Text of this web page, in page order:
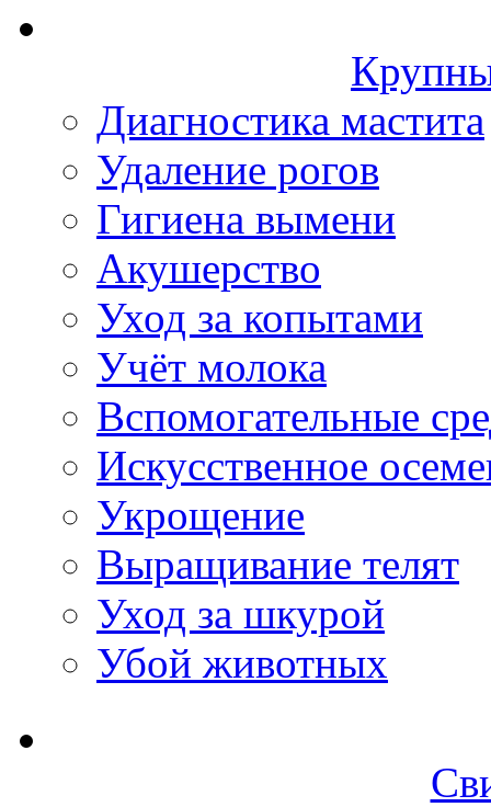
Диагностика мастита
Удаление рогов
Гигиена вымени
Акушерство
Уход за копытами
Учёт молока
Вспомогательные
Искусственное
Укрощение
Выращивание телят
Уход за шкурой
Убой животных